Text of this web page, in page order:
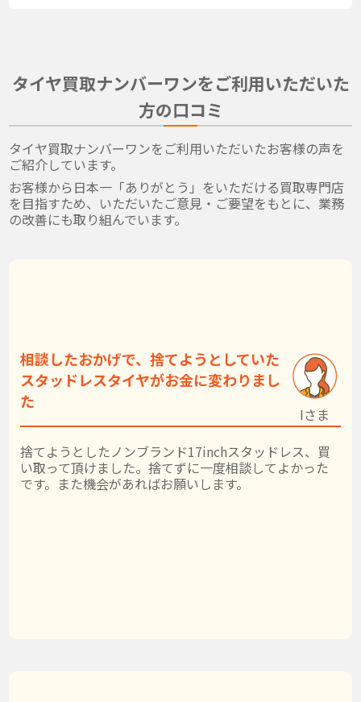
タイヤ買取ナンバーワンをご利用いただいた
方の口コミ
タイヤ買取ナンバーワンをご利用いただいたお客様の声を
ご紹介しています。
お客様から日本一「ありがとう」をいただける買取専門店
を目指すため、いただいたご意見・ご要望をもとに、業務
の改善にも取り組んでいます。
相談したおかげで、捨てようとしていた
スタッドレスタイヤがお金に変わりまし
た
捨てようとしたノンブランド17inchスタッドレス、買
い取って頂けました。捨てずに一度相談してよかった
です。また機会があればお願いします。
Iさま